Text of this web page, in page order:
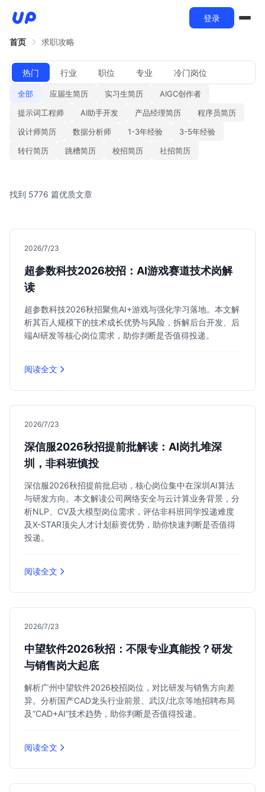
登录
首页 求职攻略
热门 行业 职位 专业 冷门岗位
全部 应届生简历 实习生简历
AIGC创作者
提示词工程师
AI助手开发 产品经理简历
程序员简历
设计师简历
数据分析师 1-3年经验
3-5年经验
转行简历
跳槽简历 校招简历 社招简历
找到 5776 篇优质文章
2026/7/23
超参数科技2026校招：AI游戏赛道技术岗解
读
超参数科技2026秋招聚焦AI+游戏与强化学习落地。本文解
析其百人规模下的技术成长优势与风险，拆解后台开发、后
端AI研发等核心岗位需求，助你判断是否值得投递。
阅读全文
2026/7/23
深信服2026秋招提前批解读：AI岗扎堆深
圳，非科班慎投
深信服2026秋招提前批启动，核心岗位集中在深圳AI算法
与研发方向。本文解读公司网络安全与云计算业务背景，分
析NLP、CV及大模型岗位需求，评估非科班同学投递难度
及X-STAR顶尖人才计划薪资优势，助你快速判断是否值得
投递。
阅读全文
2026/7/23
中望软件2026秋招：不限专业真能投？研发
与销售岗大起底
解析广州中望软件2026校招岗位，对比研发与销售方向差
异。分析国产CAD龙头行业前景、武汉/北京等地招聘布局
及“CAD+AI”技术趋势，助你判断是否值得投递。
阅读全文